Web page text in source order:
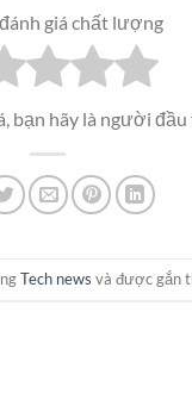
giá chất lượng
bạn hãy là người đầu
Tech news và được gắn